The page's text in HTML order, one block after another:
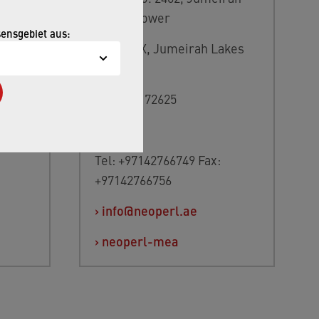
aus:
3
Bay X2 Tower
Cluster X, Jumeirah Lakes
P.O. Box 72625
Tel: +97142766749 Fax:
+97142766756
› info@neoperl.ae
› neoperl-mea